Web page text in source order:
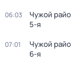
06:03 Чужой
5-я
07:01 Чужой
6-я